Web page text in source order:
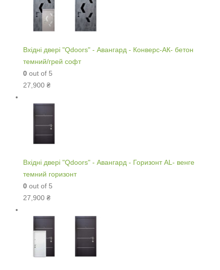
Вхідні двері "Qdoors" - Авангард - Конверс-АК- бетон
темний/грей софт
0 out of 5
27,900 ₴
Вхідні двері "Qdoors" - Авангард - Горизонт AL- венге
темний горизонт
0 out of 5
27,900 ₴